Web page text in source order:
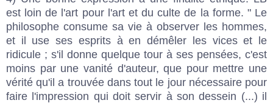
est loin de l'art pour l'art et du culte de la forme. " Le
philosophe consume sa vie à observer les hommes,
et il use ses esprits à en démêler les vices et le
ridicule ; s'il donne quelque tour à ses pensées, c'est
moins par une vanité d'auteur, que pour mettre une
vérité qu'il a trouvée dans tout le jour nécessaire pour
faire l'impression qui doit servir à son dessein (...) il